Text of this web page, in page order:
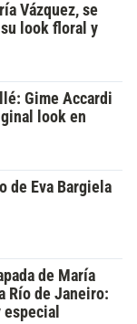
Vázquez, se
look floral y
Gime Accardi
look en
de Eva Bargiela
de María
Río de Janeiro: